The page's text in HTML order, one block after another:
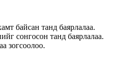
байсан танд баярлалаа.
сонгосон танд баярлалаа.
зогсоолоо.